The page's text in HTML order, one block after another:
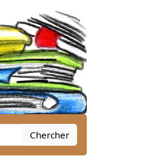
Chercher